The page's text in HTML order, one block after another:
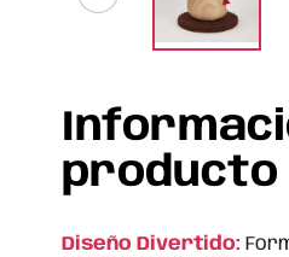
producto
Diseño Divertido: